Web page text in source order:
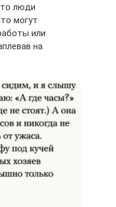
люди
могут
или
на